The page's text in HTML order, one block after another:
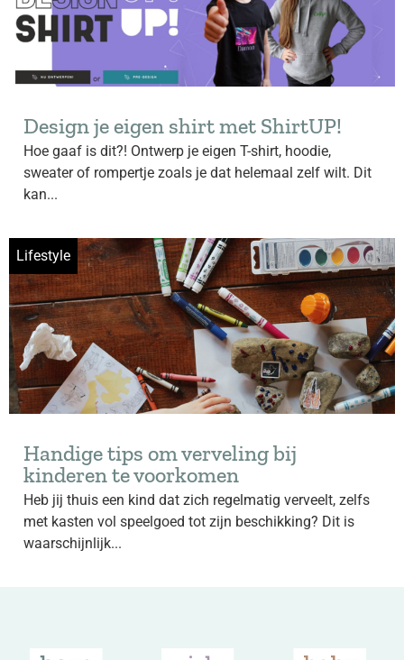
Design je eigen shirt met ShirtUP!
Hoe gaaf is dit?! Ontwerp je eigen T-shirt, hoodie,
sweater of rompertje zoals je dat helemaal zelf wilt. Dit
kan...
Lifestyle
Handige tips om verveling bij
kinderen te voorkomen
Heb jij thuis een kind dat zich regelmatig verveelt, zelfs
met kasten vol speelgoed tot zijn beschikking? Dit is
waarschijnlijk...